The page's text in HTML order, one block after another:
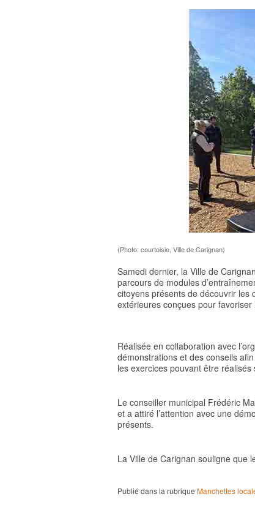
(Photo: courtoisie, Ville de Carignan)
Samedi dernier, la Ville de
parcours de modules
citoyens présents de découvrir les
extérieures conçues pour
Réalisée en collaboration avec
démonstrations et des conseils
les exercices pouvant être réalisés
Le conseiller municipal Frédéric
et a attiré l’attention avec une
présents.
La Ville de Carignan souligne que
Publié dans la rubrique Manchettes